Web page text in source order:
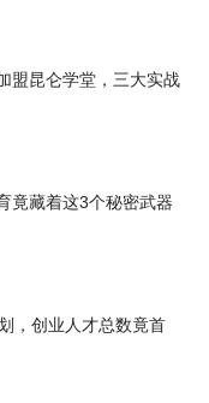
盟昆仑学堂，三大实战
竟藏着这3个秘密武器
，创业人才总数竟首